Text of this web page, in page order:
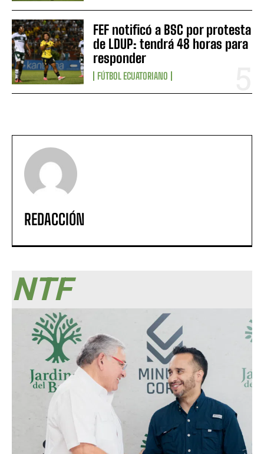
FEF notificó a BSC por protesta
de LDUP: tendrá 48 horas para
responder
FÚTBOL ECUATORIANO
REDACCIÓN
NTF